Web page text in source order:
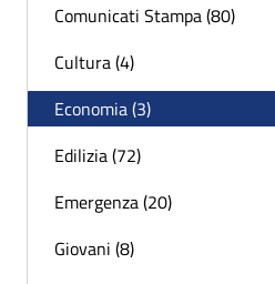
Comunicati Stampa (80)
Cultura (4)
Economia (3)
Edilizia (72)
Emergenza (20)
Giovani (8)